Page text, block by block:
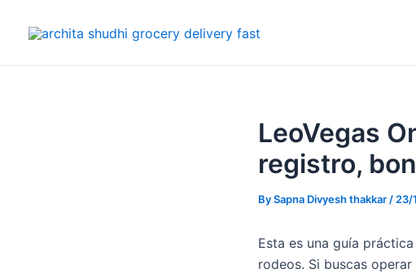
LeoVegas
registro,
BySapna Divyesh thakkar / 23/
Esta es una guía
rodeos. Si buscas
navigation